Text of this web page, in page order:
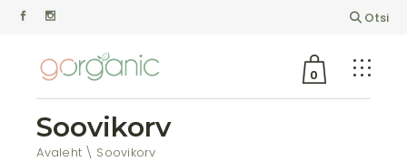
Otsi
0
Soovikorv
Avaleht Soovikorv